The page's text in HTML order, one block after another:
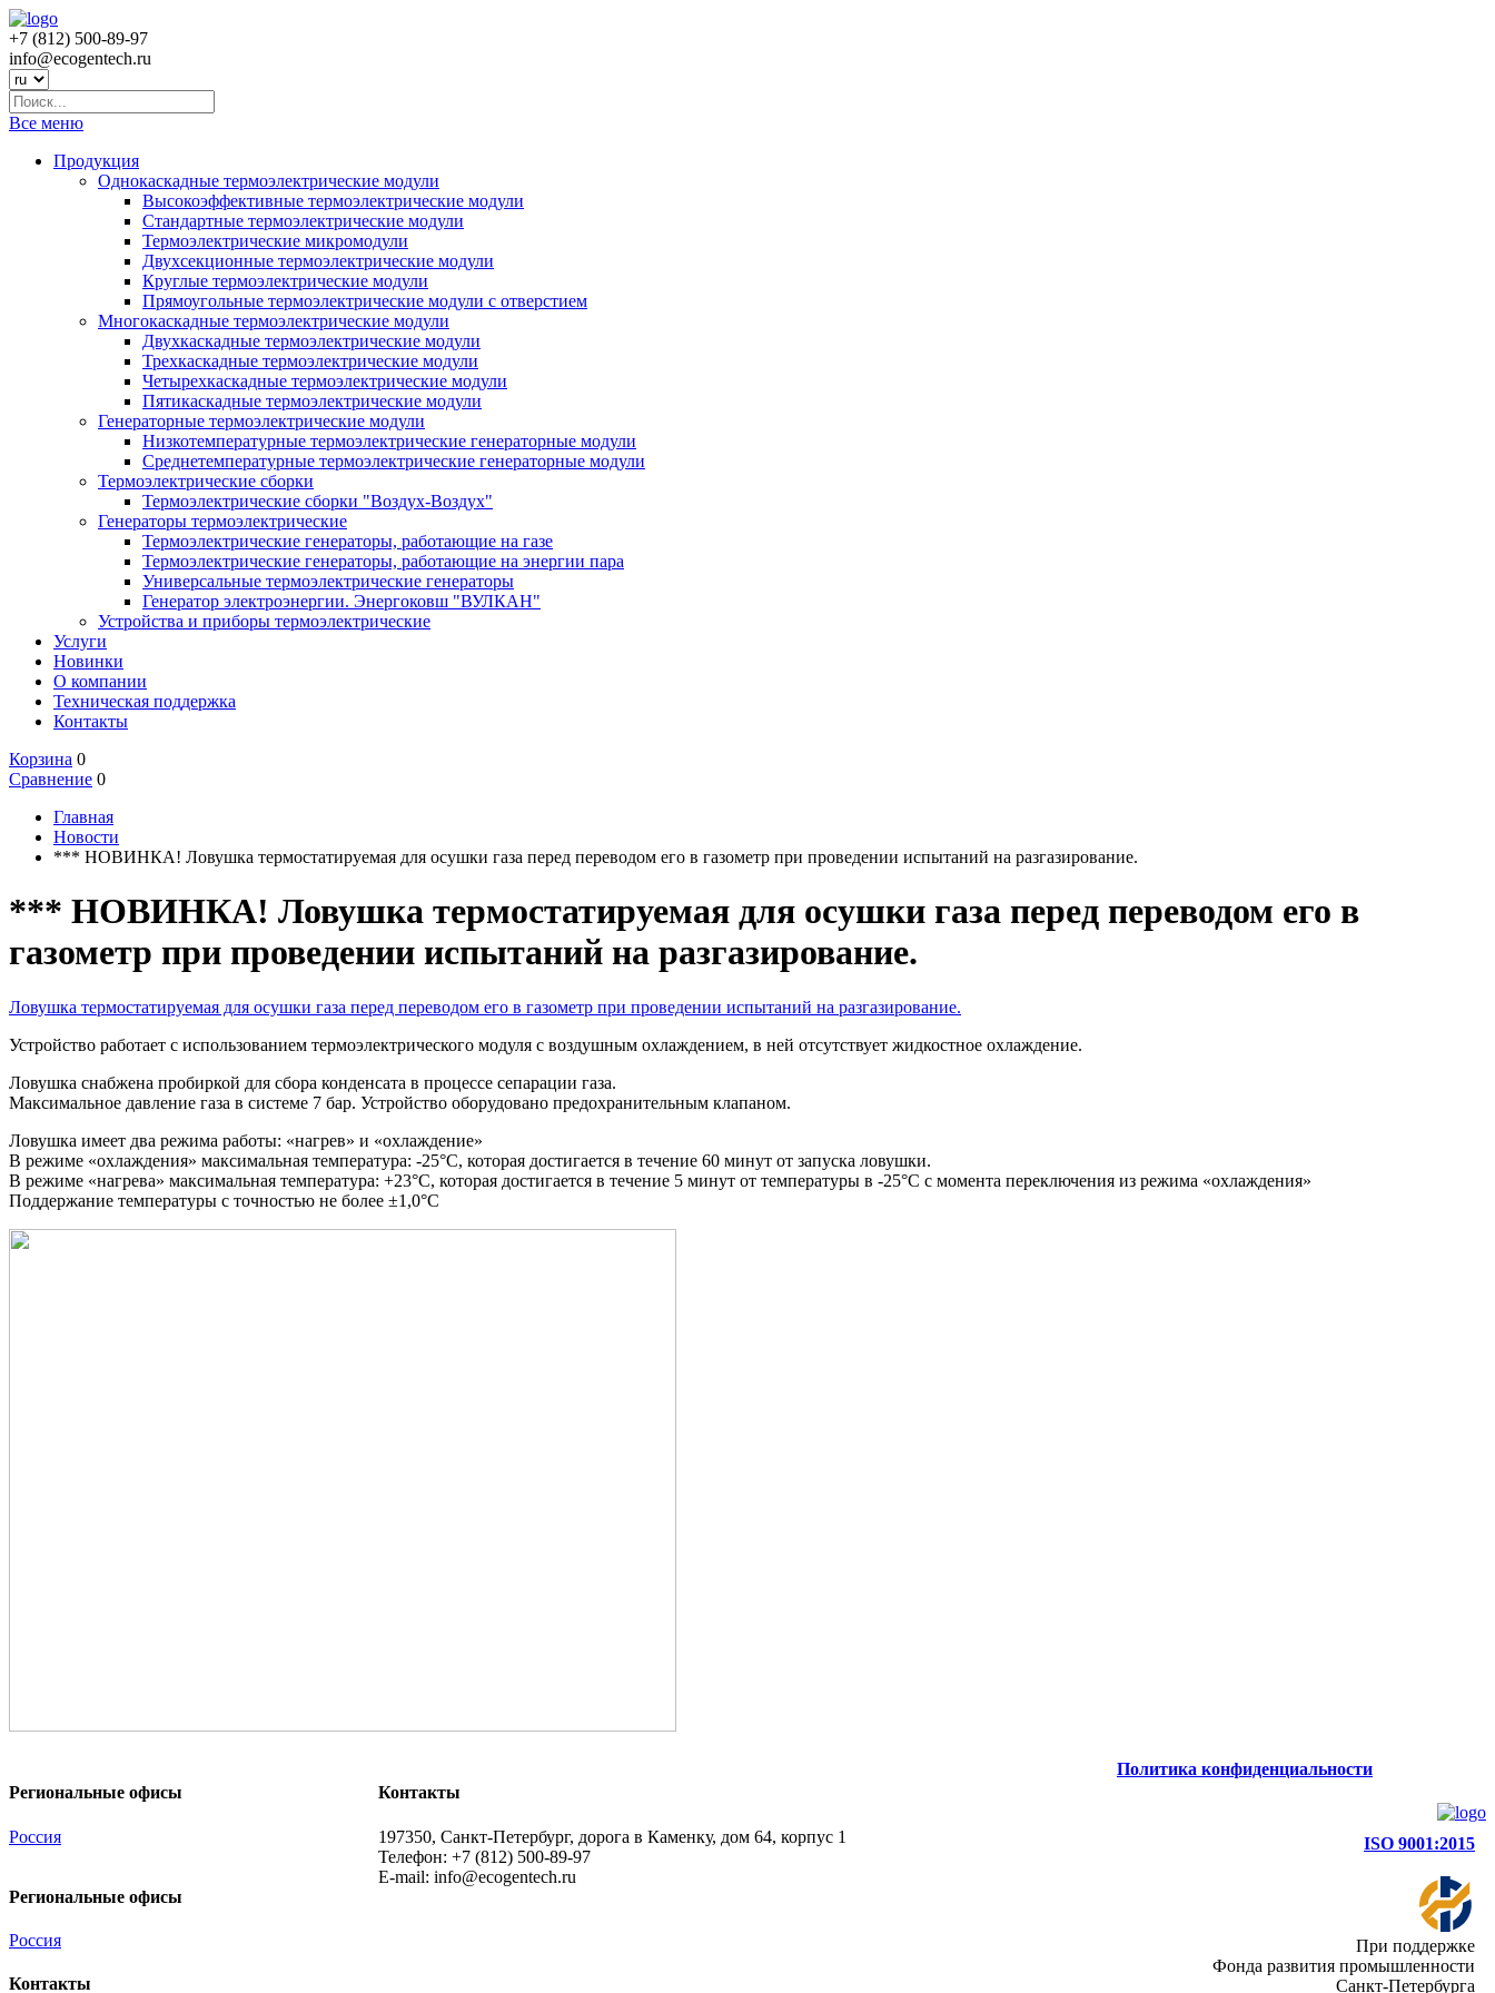
+7 (812) 500-89-97
info@ecogеntech.ru
Все меню
Продукция
Однокаскадные термоэлектрические модули
Высокоэффективные термоэлектрические модули
Стандартные термоэлектрические модули
Термоэлектрические микромодули
Двухсекционные термоэлектрические модули
Круглые термоэлектрические модули
Прямоугольные термоэлектрические модули с отверстием
Многокаскадные термоэлектрические модули
Двухкаскадные термоэлектрические модули
Трехкаскадные термоэлектрические модули
Четырехкаскадные термоэлектрические модули
Пятикаскадные термоэлектрические модули
Генераторные термоэлектрические модули
Низкотемпературные термоэлектрические генераторные модули
Среднетемпературные термоэлектрические генераторные модули
Термоэлектрические сборки
Термоэлектрические сборки "Воздух-Воздух"
Генераторы термоэлектрические
Термоэлектрические генераторы, работающие на газе
Термоэлектрические генераторы, работающие на энергии пара
Универсальные термоэлектрические генераторы
Генератор электроэнергии. Энергоковш "ВУЛКАН"
Устройства и приборы термоэлектрические
Услуги
Новинки
О компании
Техническая поддержка
Контакты
Корзина 0
Сравнение 0
Главная
Новости
*** НОВИНКА! Ловушка термостатируемая для осушки газа перед переводом его в газометр при проведении испытаний на разгазирование.
*** НОВИНКА! Ловушка термостатируемая для осушки газа перед переводом его в
газометр при проведении испытаний на разгазирование.
Ловушка термостатируемая для осушки газа перед переводом его в газометр при проведении испытаний на разгазирование.
Устройство работает с использованием термоэлектрического модуля с воздушным охлаждением, в ней отсутствует жидкостное охлаждение.
Ловушка снабжена пробиркой для сбора конденсата в процессе сепарации газа.
Максимальное давление газа в системе 7 бар. Устройство оборудовано предохранительным клапаном.
Ловушка имеет два режима работы: «нагрев» и «охлаждение»
В режиме «охлаждения» максимальная температура: -25°С, которая достигается в течение 60 минут от запуска ловушки.
В режиме «нагрева» максимальная температура: +23°С, которая достигается в течение 5 минут от температуры в -25°С с момента переключения из режима «охлаждения»
Поддержание температуры с точностью не более ±1,0°С
Региональные офисы
Россия
Контакты
197350, Санкт-Петербург, дорога в Каменку, дом 64, корпус 1
Телефон: +7 (812) 500-89-97
E-mail: info@ecogеntech.ru
Политика конфиденциальности
ISO 9001:2015
При поддержке
Фонда развития промышленности
Санкт-Петербурга
Региональные офисы
Россия
Контакты